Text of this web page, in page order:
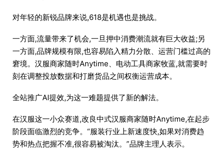
对年轻的新锐品牌来说,618是机遇也是挑战。
一方面,流量带来了机会,一旦押中消费潮流就有巨大收益;另
一方面,品牌规模有限,也容易陷入精力分散、运营门槛过高的
窘境。汉服商家随时Anytime、电动工具商家牧蓝,就需要时
刻在调整投放数据和打磨货品之间权衡运营成本。
全站推广AI提效,为这一难题提供了新的解法。
在汉服这一小众赛道,改良中式汉服商家随时Anytime,在起步
阶段面临激烈的竞争。“服装行业上新速度快,如果对消费趋
势和热点把握不准,很容易被淘汰。”品牌主理人表示。